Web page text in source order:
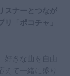
スナーとつなが
「ポコチャ」
好きな曲を自由
えて一緒に盛り